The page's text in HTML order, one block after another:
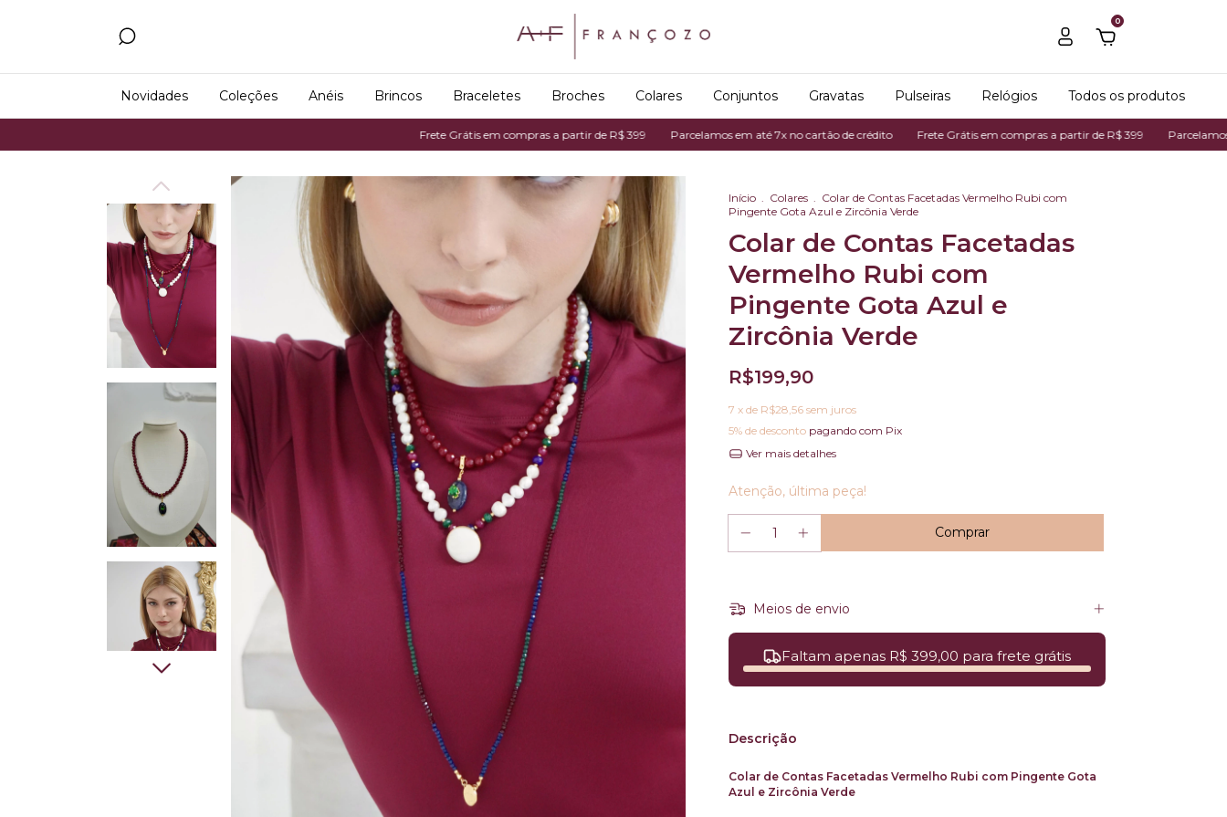
0
Novidades Coleções Anéis Brincos Braceletes Broches Colares Conjuntos Gravatas Pulseiras Relógios Todos os produtos
Frete Grátis em compras a partir de R$ 399 Parcelamos em até 7x no cartão de crédito Frete Grátis em compras a partir de R$ 399 Parcelamos em até
Início . Colares . Colar de Contas Facetadas Vermelho Rubi com
Pingente Gota Azul e Zircônia Verde
Colar de Contas Facetadas
Vermelho Rubi com
Pingente Gota Azul e
Zircônia Verde
R$199,90
7 x de R$28,56 sem juros
5% de desconto pagando com Pix
Ver mais detalhes
Atenção, última peça!
Meios de envio
Faltam apenas R$ 399,00 para frete grátis
Descrição
Colar de Contas Facetadas Vermelho Rubi com Pingente Gota
Azul e Zircônia Verde